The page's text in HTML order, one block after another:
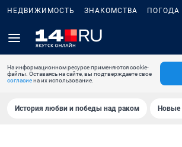
НЕДВИЖИМОСТЬ ЗНАКОМСТВА ПОГОДА
На информационном ресурсе применяются cookie-
файлы. Оставаясь на сайте, вы подтверждаете свое
согласиена их использование.
История любви и победы над раком Новые